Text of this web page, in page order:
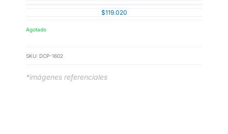
$119.020
Agotado
SKU: DCP-1602
*imágenes referenciales